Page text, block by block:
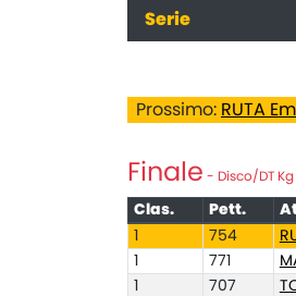
Serie
Prossimo: RUTA
Finale - Disco/DT Kg
Clas. Pett.
754
771
707